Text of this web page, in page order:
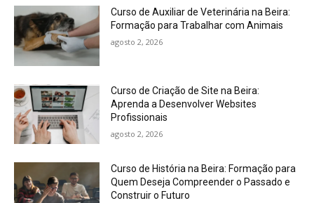
Curso de Auxiliar de Veterinária na Beira:
Formação para Trabalhar com Animais
agosto 2, 2026
Curso de Criação de Site na Beira:
Aprenda a Desenvolver Websites
Profissionais
agosto 2, 2026
Curso de História na Beira: Formação para
Quem Deseja Compreender o Passado e
Construir o Futuro